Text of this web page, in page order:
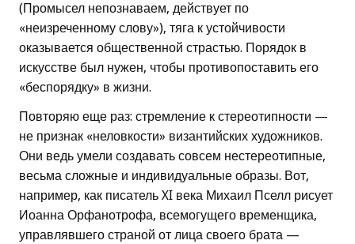
(Промысел непознаваем, действует по
«неизреченному слову»), тяга к устойчивости
оказывается общественной страстью. Порядок в
искусстве был нужен, чтобы противопоставить его
«беспорядку» в жизни.
Повторяю еще раз: стремление к стереотипности —
не признак «неловкости» византийских художников.
Они ведь умели создавать совсем нестереотипные,
весьма сложные и индивидуальные образы. Вот,
например, как писатель XI века Михаил Пселл рисует
Иоанна Орфанотрофа, всемогущего временщика,
управлявшего страной от лица своего брата —